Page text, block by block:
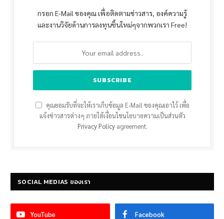
กรอก E-Mail ของคุณ เพื่อติดตามข่าวสาร, องค์ความรู้
และงานวิจัยด้านการลงทุนชิ้นใหม่ๆจากพวกเรา Free!
คุณยอมรับที่จะให้เราเก็บข้อมูล E-Mail ของคุณเอาไว้ เพื่อ
แจ้งข่าวสารต่างๆ ภายใต้เงื่อนไขนโยบายความเป็นส่วนตัว
Privacy Policyagreement.
SOCIAL MEDIAS ของเรา
YouTube Facebook